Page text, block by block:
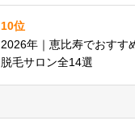
10位
2026年｜恵比寿でおすす
脱毛サロン全14選